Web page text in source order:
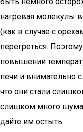
нагревая молекулы
(как в случае с
перегреться.
повышении
печи и внимательно
что они стали
слишком много шума
дайте им остыть.